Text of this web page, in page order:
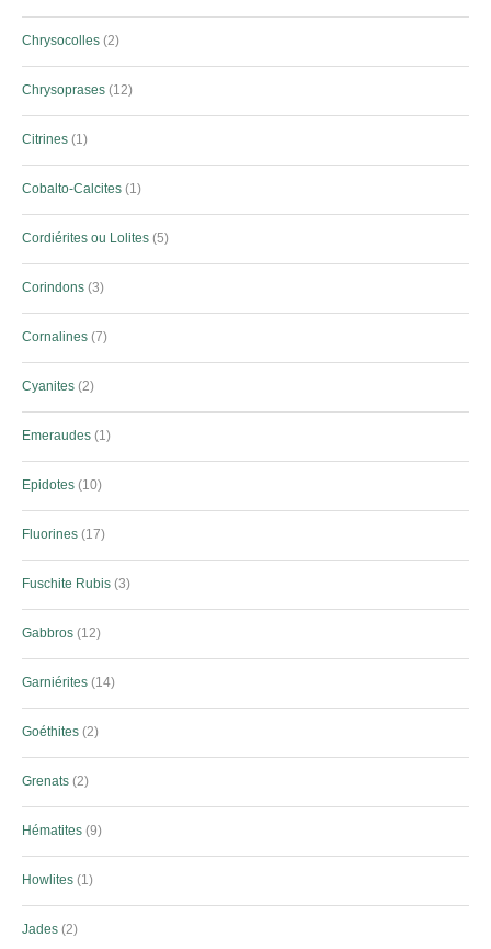
Chrysocolles 2
Chrysoprases 12
Citrines 1
Cobalto-Calcites 1
Cordiérites ou Lolites 5
Corindons 3
Cornalines 7
Cyanites 2
Emeraudes 1
Epidotes 10
Fluorines 17
Fuschite Rubis 3
Gabbros 12
Garniérites 14
Goéthites 2
Grenats 2
Hématites 9
Howlites 1
Jades 2